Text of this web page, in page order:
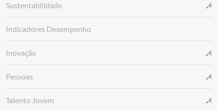
Sustentabilidade
Indicadores Desempenho
Inovação
Pessoas
Talento Jovem